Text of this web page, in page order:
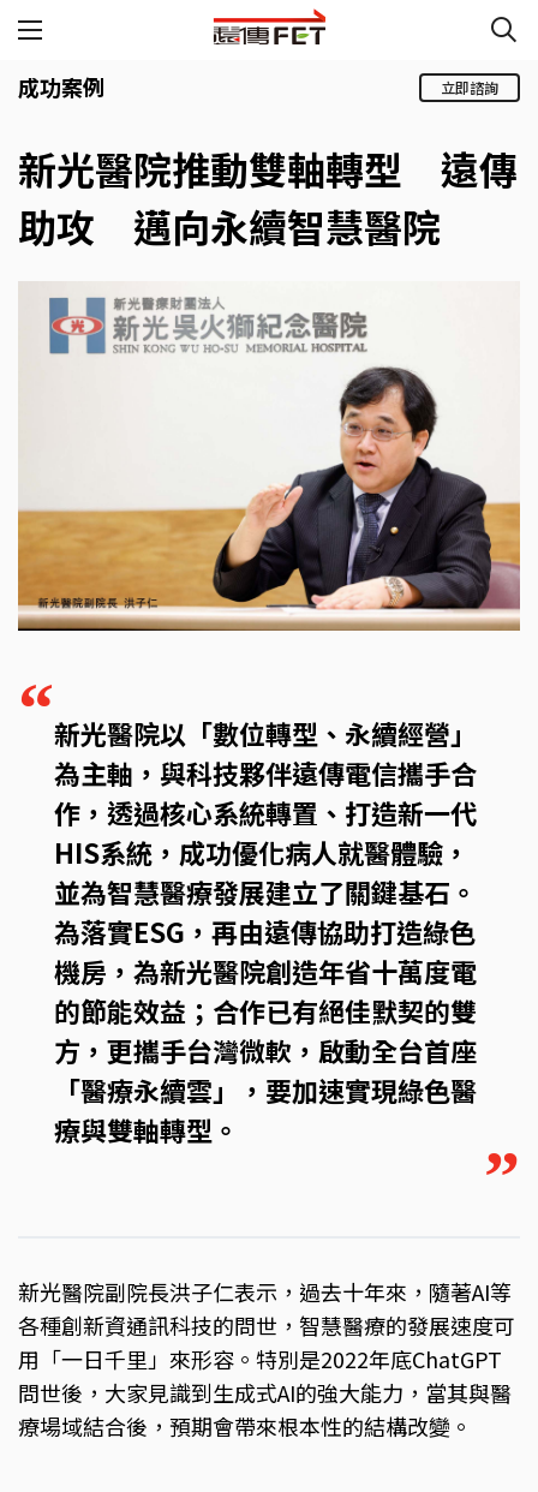
成功案例 立即諮詢
新光醫院推動雙軸轉型 遠傳
助攻 邁向永續智慧醫院
“新光醫院以「數位轉型、永續經營」
為主軸，與科技夥伴遠傳電信攜手合
作，透過核心系統轉置、打造新一代
HIS系統，成功優化病人就醫體驗，
並為智慧醫療發展建立了關鍵基石。
為落實ESG，再由遠傳協助打造綠色
機房，為新光醫院創造年省十萬度電
的節能效益；合作已有絕佳默契的雙
方，更攜手台灣微軟，啟動全台首座
「醫療永續雲」，要加速實現綠色醫
療與雙軸轉型。
”
新光醫院副院長洪子仁表示，過去十年來，隨著AI等
各種創新資通訊科技的問世，智慧醫療的發展速度可
用「一日千里」來形容。特別是2022年底ChatGPT
問世後，大家見識到生成式AI的強大能力，當其與醫
療場域結合後，預期會帶來根本性的結構改變。